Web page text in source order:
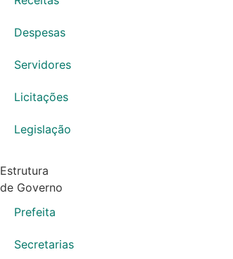
Despesas
Servidores
Licitações
Legislação
Estrutura
de Governo
Prefeita
Secretarias